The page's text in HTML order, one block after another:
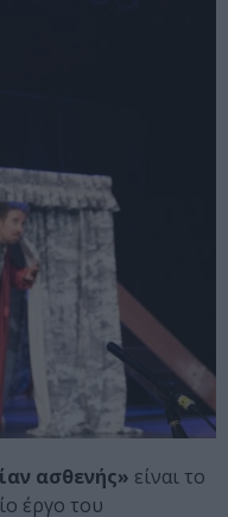
ασθενής» είναι το
έργο του